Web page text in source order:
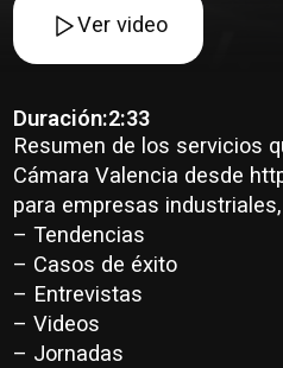
Ver video
Duración:2:33
Resumen de los servicios
Cámara Valencia desde
para empresas
– Tendencias
– Casos de éxito
– Entrevistas
– Videos
– Jornadas